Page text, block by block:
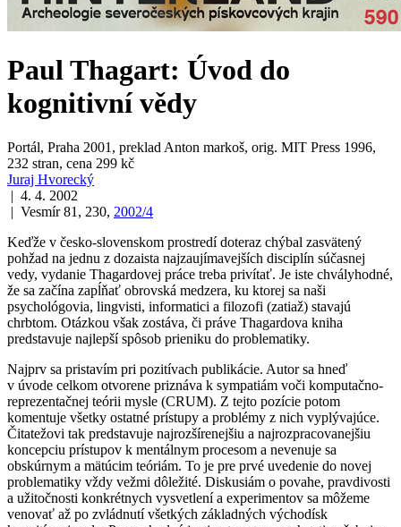
Paul Thagart: Úvod do
kognitivní vědy
Portál, Praha 2001, preklad Anton markoš, orig. MIT Press 1996,
232 stran, cena 299 kč
Juraj Hvorecký
| 4. 4. 2002
| Vesmír 81, 230, 2002/4
Keďže v česko-slovenskom prostredí doteraz chýbal zasvätený
pohžad na jednu z dozaista najzaujímavejších disciplín súčasnej
vedy, vydanie Thagardovej práce treba privítať. Je iste chvályhodné,
že sa začína zapĺňať obrovská medzera, ku ktorej sa naši
psychológovia, lingvisti, informatici a filozofi (zatiaž) stavajú
chrbtom. Otázkou však zostáva, či práve Thagardova kniha
predstavuje najlepší spôsob prieniku do problematiky.
Najprv sa pristavím pri pozitívach publikácie. Autor sa hneď
v úvode celkom otvorene priznáva k sympatiám voči komputačno-
reprezentačnej teórii mysle (CRUM). Z tejto pozície potom
komentuje všetky ostatné prístupy a problémy z nich vyplývajúce.
Čitatežovi tak predstavuje najrozšírenejšiu a najrozpracovanejšiu
koncepciu prístupov k mentálnym procesom a nevenuje sa
obskúrnym a mätúcim teóriám. To je pre prvé uvedenie do novej
problematiky vždy vežmi dôležité. Diskusiám o povahe, pravdivosti
a užitočnosti konkrétnych vysvetlení a experimentov sa môžeme
venovať až po zvládnutí všetkých základných východísk